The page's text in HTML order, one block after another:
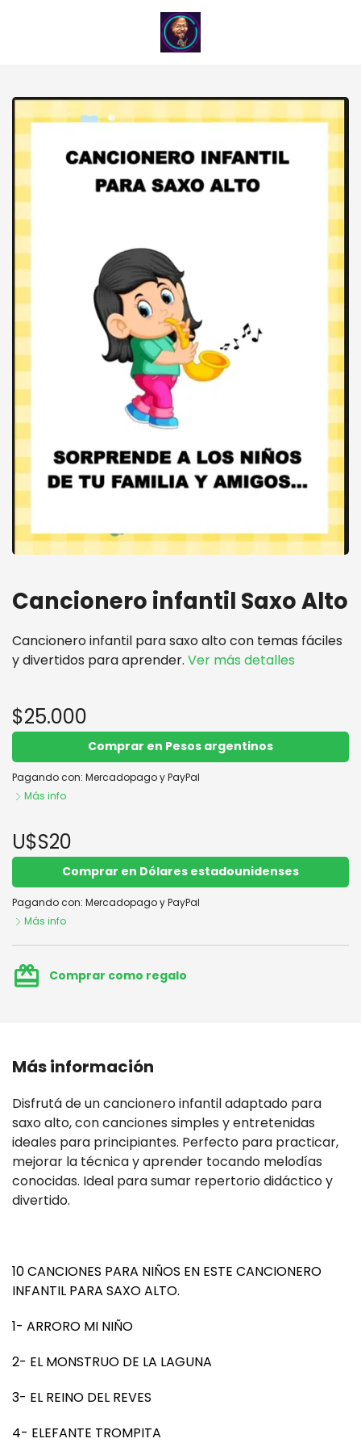
Cancionero infantil Saxo Alto
Cancionero infantil para saxo alto con temas fáciles
y divertidos para aprender. Ver más detalles
$25.000
Comprar en Pesos argentinos
Pagando con: MercadopagoyPayPal
Más info
U$S20
Comprar en Dólares estadounidenses
Pagando con: MercadopagoyPayPal
Más info
card_giftcard Comprar como regalo
Más información
Disfrutá de un cancionero infantil adaptado para
saxo alto, con canciones simples y entretenidas
ideales para principiantes. Perfecto para practicar,
mejorar la técnica y aprender tocando melodías
conocidas. Ideal para sumar repertorio didáctico y
divertido.
10 CANCIONES PARA NIÑOS EN ESTE CANCIONERO
INFANTIL PARA SAXO ALTO.
1- ARRORO MI NIÑO
2- EL MONSTRUO DE LA LAGUNA
3- EL REINO DEL REVES
4- ELEFANTE TROMPITA